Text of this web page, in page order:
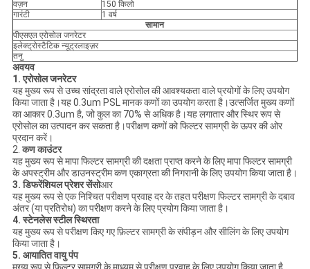
वज़न
150 किलो
गारंटी
1 वर्ष
सामान
पीएसएल एरोसोल जनरेटर
इलेक्ट्रोस्टैटिक न्यूट्रलाइज़र
तनु
अवयव
1. एरोसोल जनरेटर
यह मुख्य रूप से उच्च सांद्रता वाले एरोसोल की आवश्यकता वाले प्रयोगों के लिए उपयोग
किया जाता है।यह 0.3um PSL मानक कणों का उपयोग करता है।उत्सर्जित मुख्य कणों
का आकार 0.3um है, जो कुल का 70% से अधिक है।यह लगातार और स्थिर रूप से
एरोसोल का उत्पादन कर सकता है।परीक्षण कणों को फिल्टर सामग्री के ऊपर की ओर
प्रदान करें।
2.कण काउंटर
यह मुख्य रूप से मापा फिल्टर सामग्री की दक्षता प्राप्त करने के लिए मापा फिल्टर सामग्री
के अपस्ट्रीम और डाउनस्ट्रीम कण एकाग्रता की निगरानी के लिए उपयोग किया जाता है।
3. डिफरेंशियल प्रेशर सेंसोआर
यह मुख्य रूप से एक निश्चित परीक्षण प्रवाह दर के तहत परीक्षण फिल्टर सामग्री के दबाव
अंतर (या प्रतिरोध) का परीक्षण करने के लिए प्रयोग किया जाता है।
4. स्टेनलेस स्टील स्थिरता
यह मुख्य रूप से परीक्षण किए गए फ़िल्टर सामग्री के संपीड़न और सीलिंग के लिए उपयोग
किया जाता है।
5. आयातित वायु पंप